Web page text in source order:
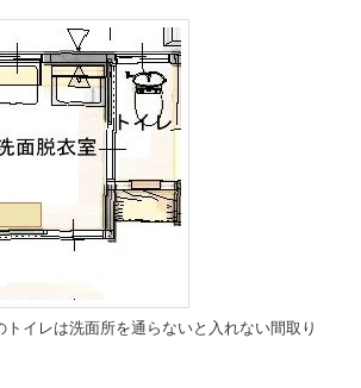
トイレは洗面所を通らないと入れない間取り